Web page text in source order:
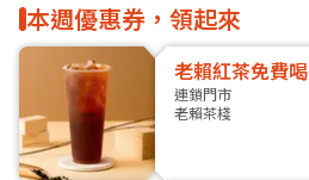
本週優惠券，領起來
老賴紅茶免費喝
連鎖門市
老賴茶棧